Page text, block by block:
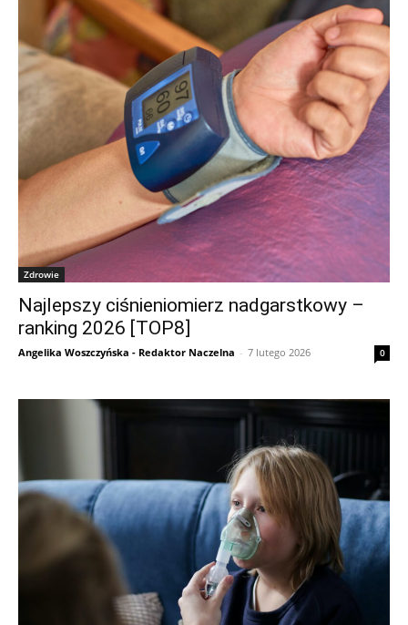
Zdrowie
Najlepszy ciśnieniomierz nadgarstkowy –
ranking 2026 [TOP8]
Angelika Woszczyńska - Redaktor Naczelna - 7 lutego 2026 0